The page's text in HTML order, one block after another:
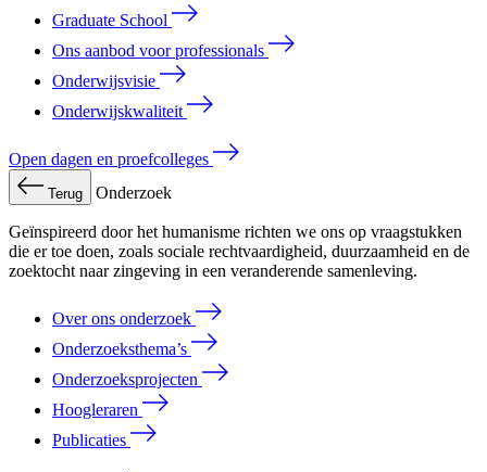
Graduate School
Ons aanbod voor professionals
Onderwijsvisie
Onderwijskwaliteit
Open dagen en proefcolleges
Terug Onderzoek
Geïnspireerd door het humanisme richten we ons op vraagstukken
die er toe doen, zoals sociale rechtvaardigheid, duurzaamheid en de
zoektocht naar zingeving in een veranderende samenleving.
Over ons onderzoek
Onderzoeksthema’s
Onderzoeksprojecten
Hoogleraren
Publicaties